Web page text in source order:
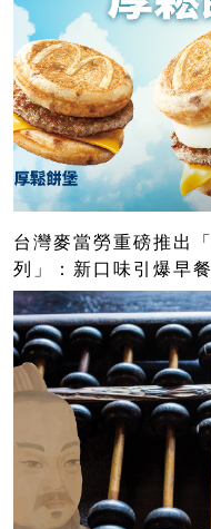
台灣麥當勞重磅推出
列」：新口味引爆早